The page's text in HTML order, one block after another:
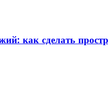
как сделать